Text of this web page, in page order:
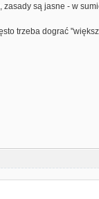
są jasne - w
trzeba dograć